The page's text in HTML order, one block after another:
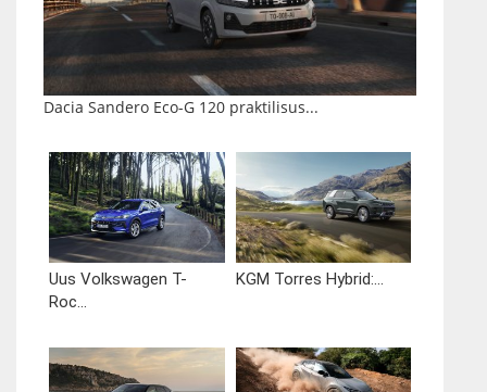
Dacia Sandero Eco-G 120 praktilisus...
Uus Volkswagen T-
Roc...
KGM Torres Hybrid:...